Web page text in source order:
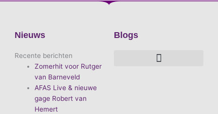
Nieuws
Recente berichten
Zomerhit voor Rutger
van Barneveld
AFAS Live & nieuwe
gage Robert van
Hemert
Blogs